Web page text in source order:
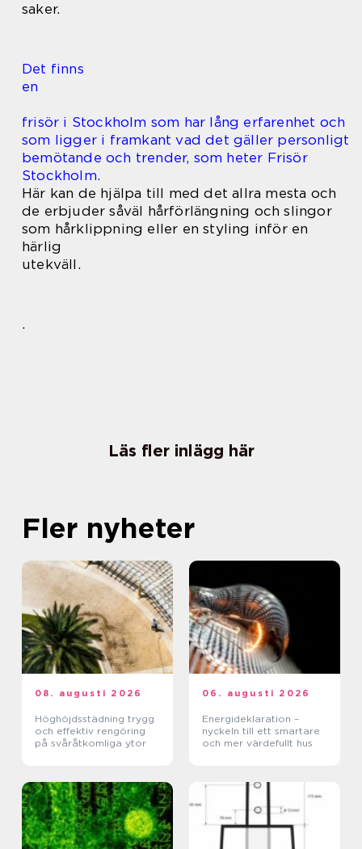
saker.
Det finns
en
frisör i Stockholm som har lång erfarenhet och
som ligger i framkant vad det gäller personligt
bemötande och trender, som heter Frisör
Stockholm.
Här kan de hjälpa till med det allra mesta och
de erbjuder såväl hårförlängning och slingor
som hårklippning eller en styling inför en
härlig
utekväll.
.
Läs fler inlägg här
Fler nyheter
08. augusti 2026
Höghöjdsstädning trygg
och effektiv rengöring
på svåråtkomliga ytor
06. augusti 2026
Energideklaration –
nyckeln till ett smartare
och mer värdefullt hus